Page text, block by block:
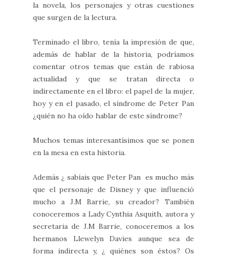
la novela, los personajes y otras cuestiones
que surgen de la lectura.
Terminado el libro, tenía la impresión de que,
además de hablar de la historia, podríamos
comentar otros temas que están de rabiosa
actualidad y que se tratan directa o
indirectamente en el libro: el papel de la mujer,
hoy y en el pasado, el síndrome de Peter Pan
¿quién no ha oído hablar de este síndrome?
Muchos temas interesantísimos que se ponen
en la mesa en esta historia.
Además ¿ sabíais que Peter Pan es mucho más
que el personaje de Disney y que influenció
mucho a J.M Barrie, su creador? También
conoceremos a Lady Cynthia Asquith, autora y
secretaria de J.M Barrie, conoceremos a los
hermanos Llewelyn Davies aunque sea de
forma indirecta y, ¿ quiénes son éstos? Os